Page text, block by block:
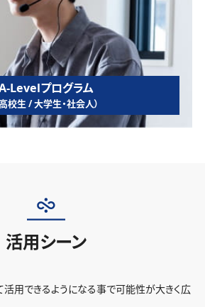
Levelプログラム
高校生 / 大学生・社会人）
活用シーン
用できるようになる事で可能性が大きく広